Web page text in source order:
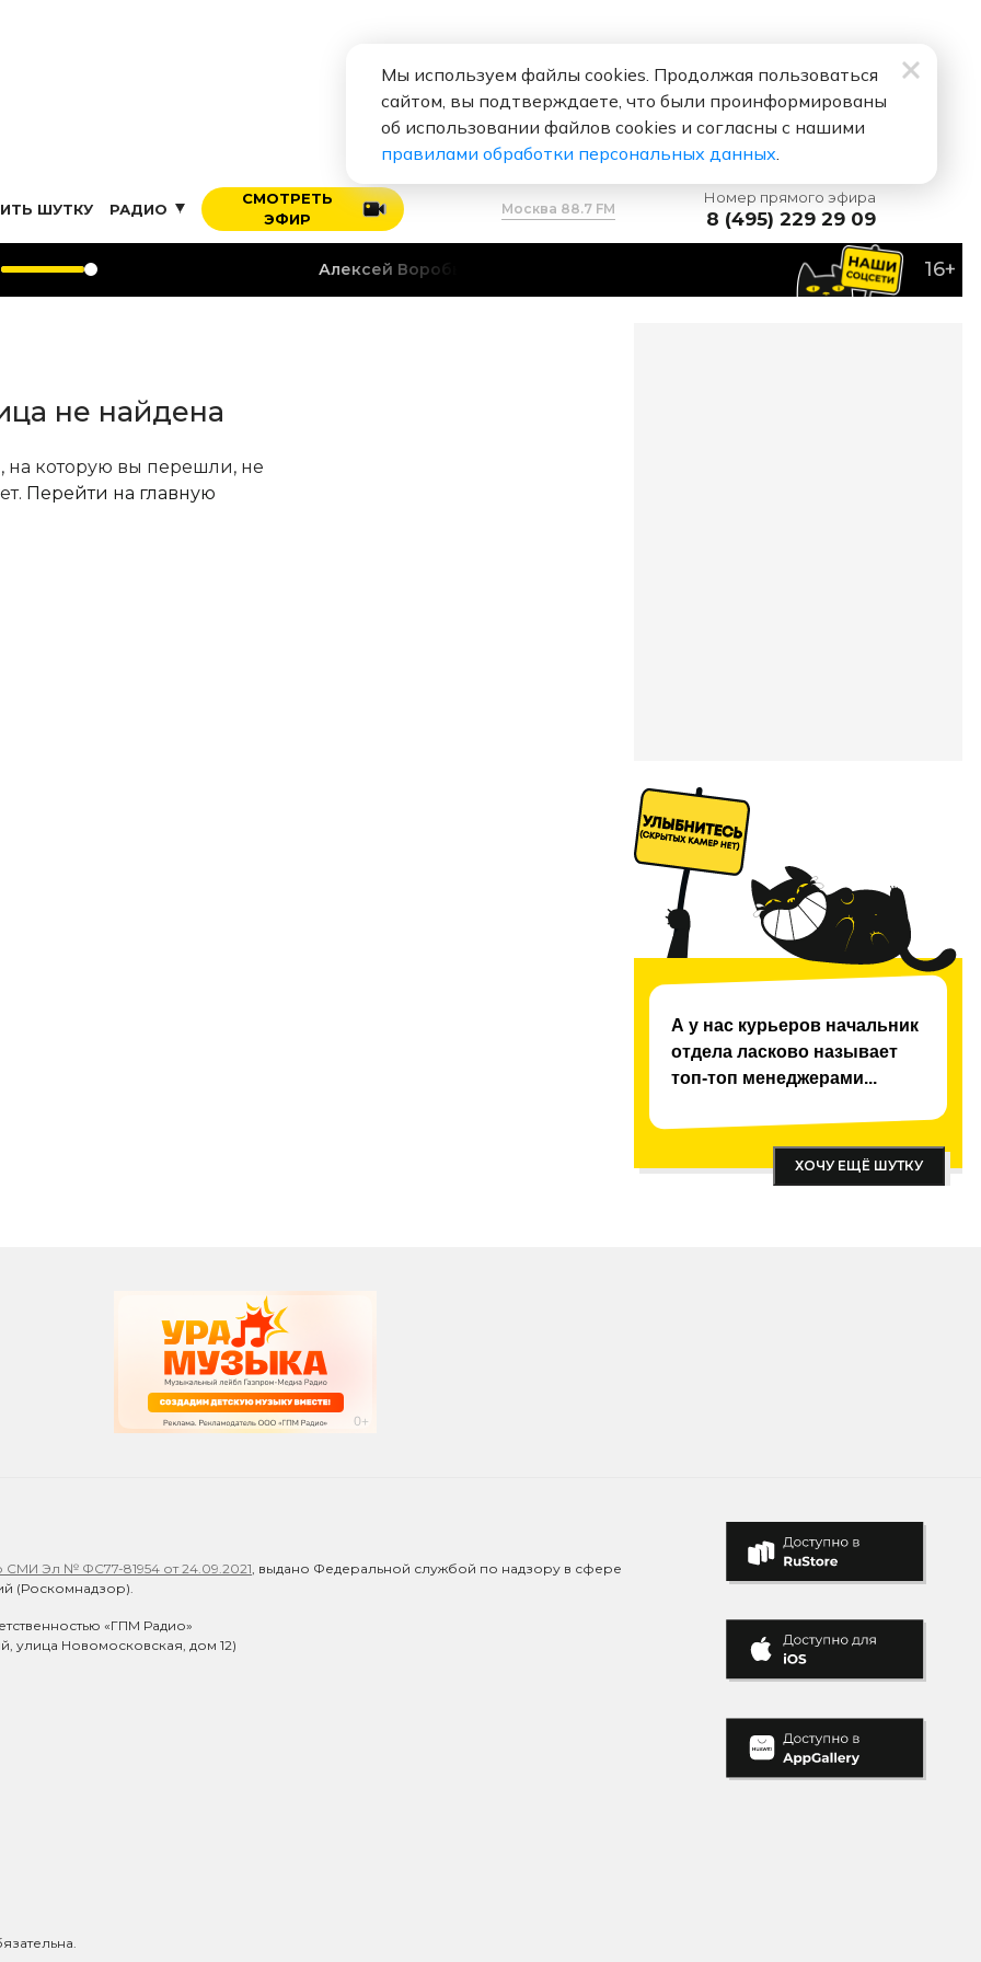
ШУТКУ РАДИО
СМОТРЕТЬ
ЭФИР
Москва 88.7 FM
Номер прямого эфира
8 (495) 229 29 09
Алексей Воробьев 16+
не найдена
на которую вы перешли, не
Перейти на главную
А у нас курьеров начальник
отдела ласково называет
топ-топ менеджерами...
ХОЧУ ЕЩЁ ШУТКУ
Эл № ФС77-81954 от 24.09.2021, выдано Федеральной службой по надзору в сфере
(Роскомнадзор).
«ГПМ Радио»
улица Новомосковская, дом 12)
Мы используем файлы cookies. Продолжая пользоваться
сайтом, вы подтверждаете, что были проинформированы
об использовании файлов cookies и согласны с нашими
правилами обработки персональных данных.